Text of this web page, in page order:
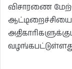
விசாரணை